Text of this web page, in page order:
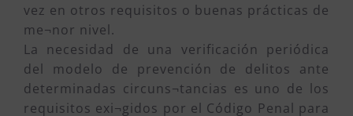
vez en otros requisitos o buenas prácticas de
me¬nor nivel.
La necesidad de una verificación periódica
del modelo de prevención de delitos ante
determinadas circuns¬tancias es uno de los
requisitos exi¬gidos por el Código Penal para